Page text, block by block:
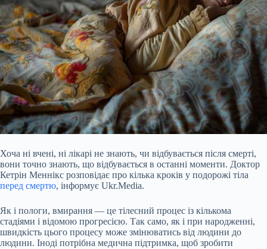
Хоча ні вчені, ні лікарі не знають, чи відбувається після смерті,
вони точно знають, що відбувається в останні моменти. Доктор
Кетрін Меннікс розповідає про кілька кроків у подорожі тіла
перед смертю, інформує Ukr.Media.
Як і пологи, вмирання — це тілесний процес із кількома
стадіями і відомою прогресією. Так само, як і при народженні,
швидкість цього процесу може змінюватись від людини до
людини. Іноді потрібна медична підтримка, щоб зробити